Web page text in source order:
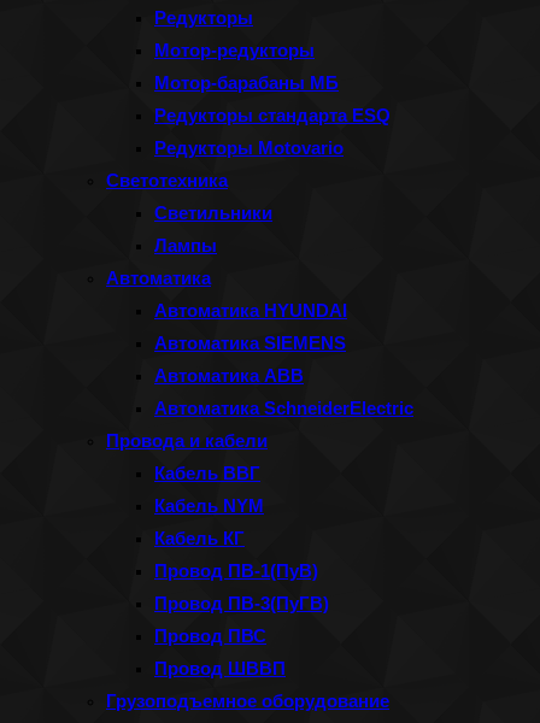
Редукторы
Мотор-редукторы
Мотор-барабаны МБ
Редукторы стандарта ESQ
Редукторы Motovario
Светотехника
Светильники
Лампы
Автоматика
Автоматика HYUNDAI
Автоматика SIEMENS
Автоматика ABB
Автоматика SchneiderElectric
Провода и кабели
Кабель ВВГ
Кабель NYM
Кабель КГ
Провод ПВ-1(ПуВ)
Провод ПВ-3(ПуГВ)
Провод ПВС
Провод ШВВП
Грузоподъемное оборудование